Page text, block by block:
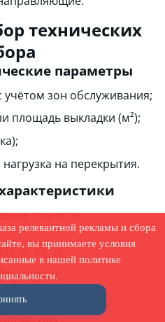
технических
параметры
зон обслуживания;
площадь выкладки (м²);
на перекрытия.
и точность
N, ST, T);
сутки);
релевантной рекламы и сбора
вы принимаете условия
в нашей политике